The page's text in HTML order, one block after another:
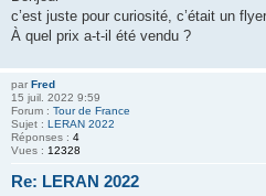
c’est juste pour curiosité, c’était un
À quel prix a-t-il été vendu ?
par Fred
15 juil. 2022 9:59
Forum : Tour de France
Sujet : LERAN 2022
Réponses : 4
Vues : 12328
Re: LERAN 2022